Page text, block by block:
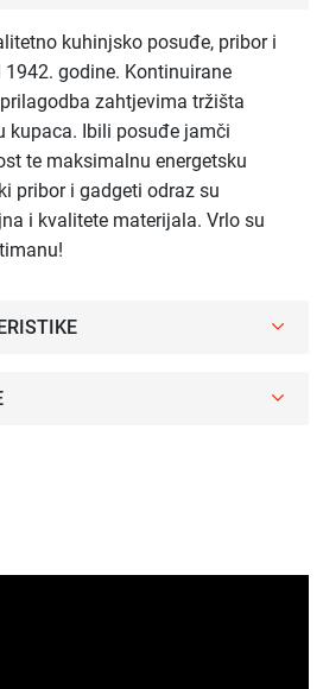
kuhinjsko posuđe, pribor i
godine. Kontinuirane
zahtjevima tržišta
kupaca. Ibili posuđe jamči
te maksimalnu energetsku
pribor i gadgeti odraz su
i kvalitete materijala. Vrlo su